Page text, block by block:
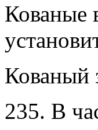
Кованые
Кованый
235. В